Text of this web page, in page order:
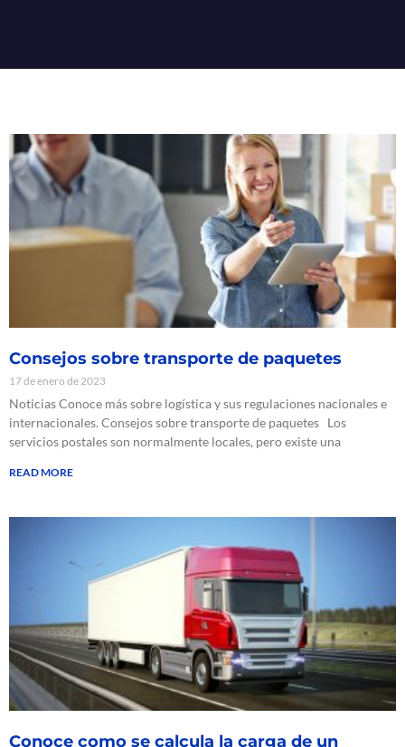
Consejos sobre transporte de paquetes
17 de enero de 2023
Noticias Conoce más sobre logística y sus regulaciones nacionales e
internacionales. Consejos sobre transporte de paquetes Los
servicios postales son normalmente locales, pero existe una
READ MORE
Conoce como se calcula la carga de un